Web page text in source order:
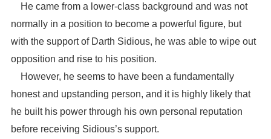
He came from a lower-class background and was not
normally in a position to become a powerful figure, but
with the support of Darth Sidious, he was able to wipe out
opposition and rise to his position.
However, he seems to have been a fundamentally
honest and upstanding person, and it is highly likely that
he built his power through his own personal reputation
before receiving Sidious’s support.